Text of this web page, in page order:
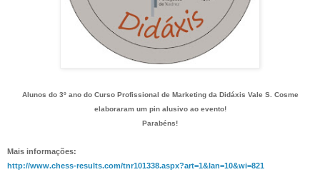
Alunos do 3º ano do Curso Profissional de Marketing da Didáxis Vale S. Cosme
elaboraram um pin alusivo ao evento!
Parabéns!
Mais informações:
http://www.chess-results.com/tnr101338.aspx?art=1&lan=10&wi=821